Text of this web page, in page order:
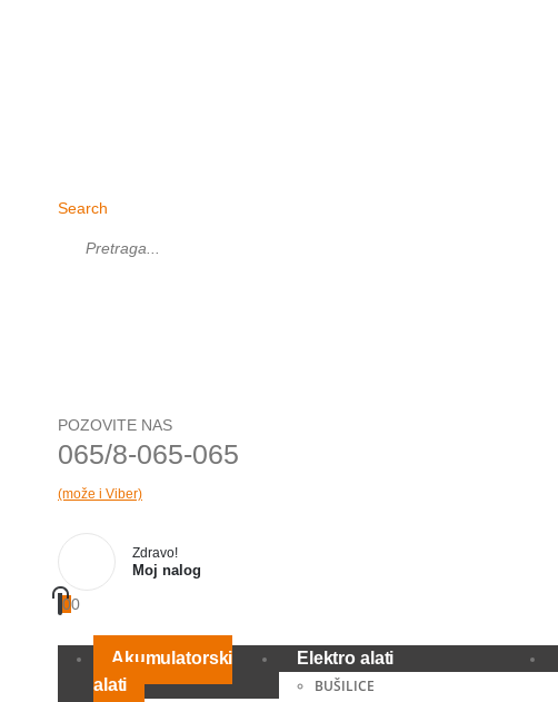
Search
POZOVITE NAS
065/8-065-065
(može i Viber)
Zdravo!
Moj nalog
00
Akumulatorski
alati
Elektro alati
BUŠILICE